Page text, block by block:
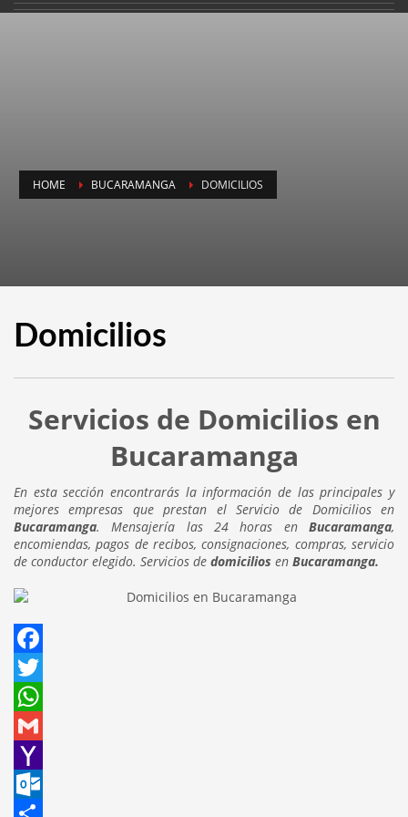
HOME BUCARAMANGA DOMICILIOS
Domicilios
Servicios de Domicilios en
Bucaramanga
En esta sección encontrarás la información de las principales y
mejores empresas que prestan el Servicio de Domicilios en
Bucaramanga. Mensajería las 24 horas en Bucaramanga,
encomiendas, pagos de recibos, consignaciones, compras, servicio
de conductor elegido. Servicios de domicilios en Bucaramanga.
Facebook
Twitter
WhatsApp
Gmail
Yahoo
Mail
Outlook.com